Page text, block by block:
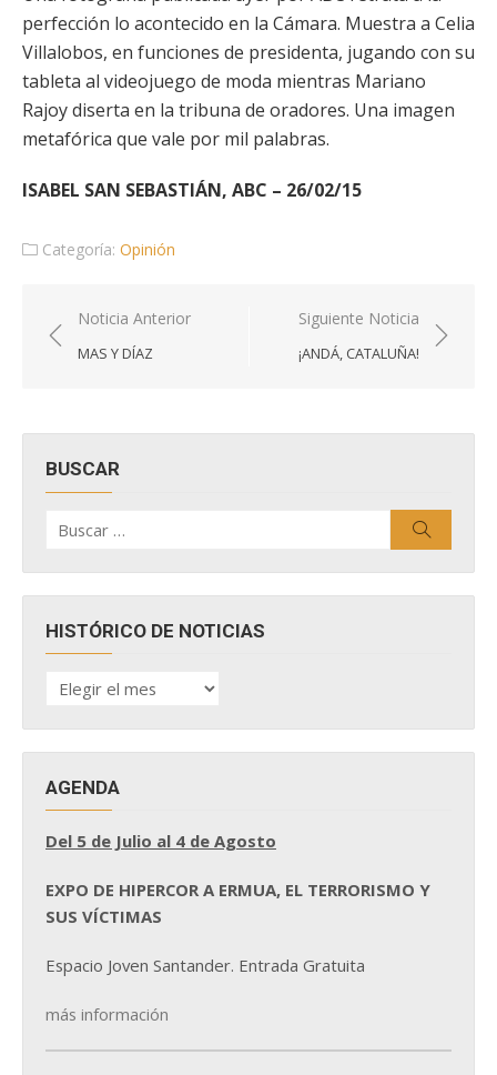
perfección lo acontecido en la Cámara. Muestra a Celia
Villalobos, en funciones de presidenta, jugando con su
tableta al videojuego de moda mientras Mariano
Rajoy diserta en la tribuna de oradores. Una imagen
metafórica que vale por mil palabras.
ISABEL SAN SEBASTIÁN, ABC – 26/02/15
Categoría: Opinión
Navegación
de
Noticia Anterior
MAS Y DÍAZ
Siguiente Noticia
¡ANDÁ, CATALUÑA!
BUSCAR
por:
HISTÓRICO DE NOTICIAS
HISTÓRICO
DE
AGENDA
Del 5 de Julio al 4 de Agosto
EXPO DE HIPERCOR A ERMUA, EL TERRORISMO Y
SUS VÍCTIMAS
Espacio Joven Santander. Entrada Gratuita
más información